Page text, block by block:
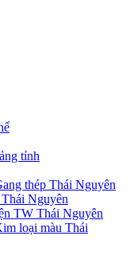
tỉnh
thép Thái Nguyên
Nguyên
TW Thái Nguyên
loại màu Thái